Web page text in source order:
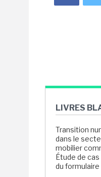
LIVRES
Transition
dans le
mobilier
Étude de cas
du formulaire